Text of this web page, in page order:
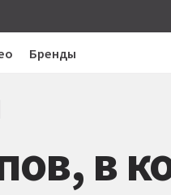
Бренды
в